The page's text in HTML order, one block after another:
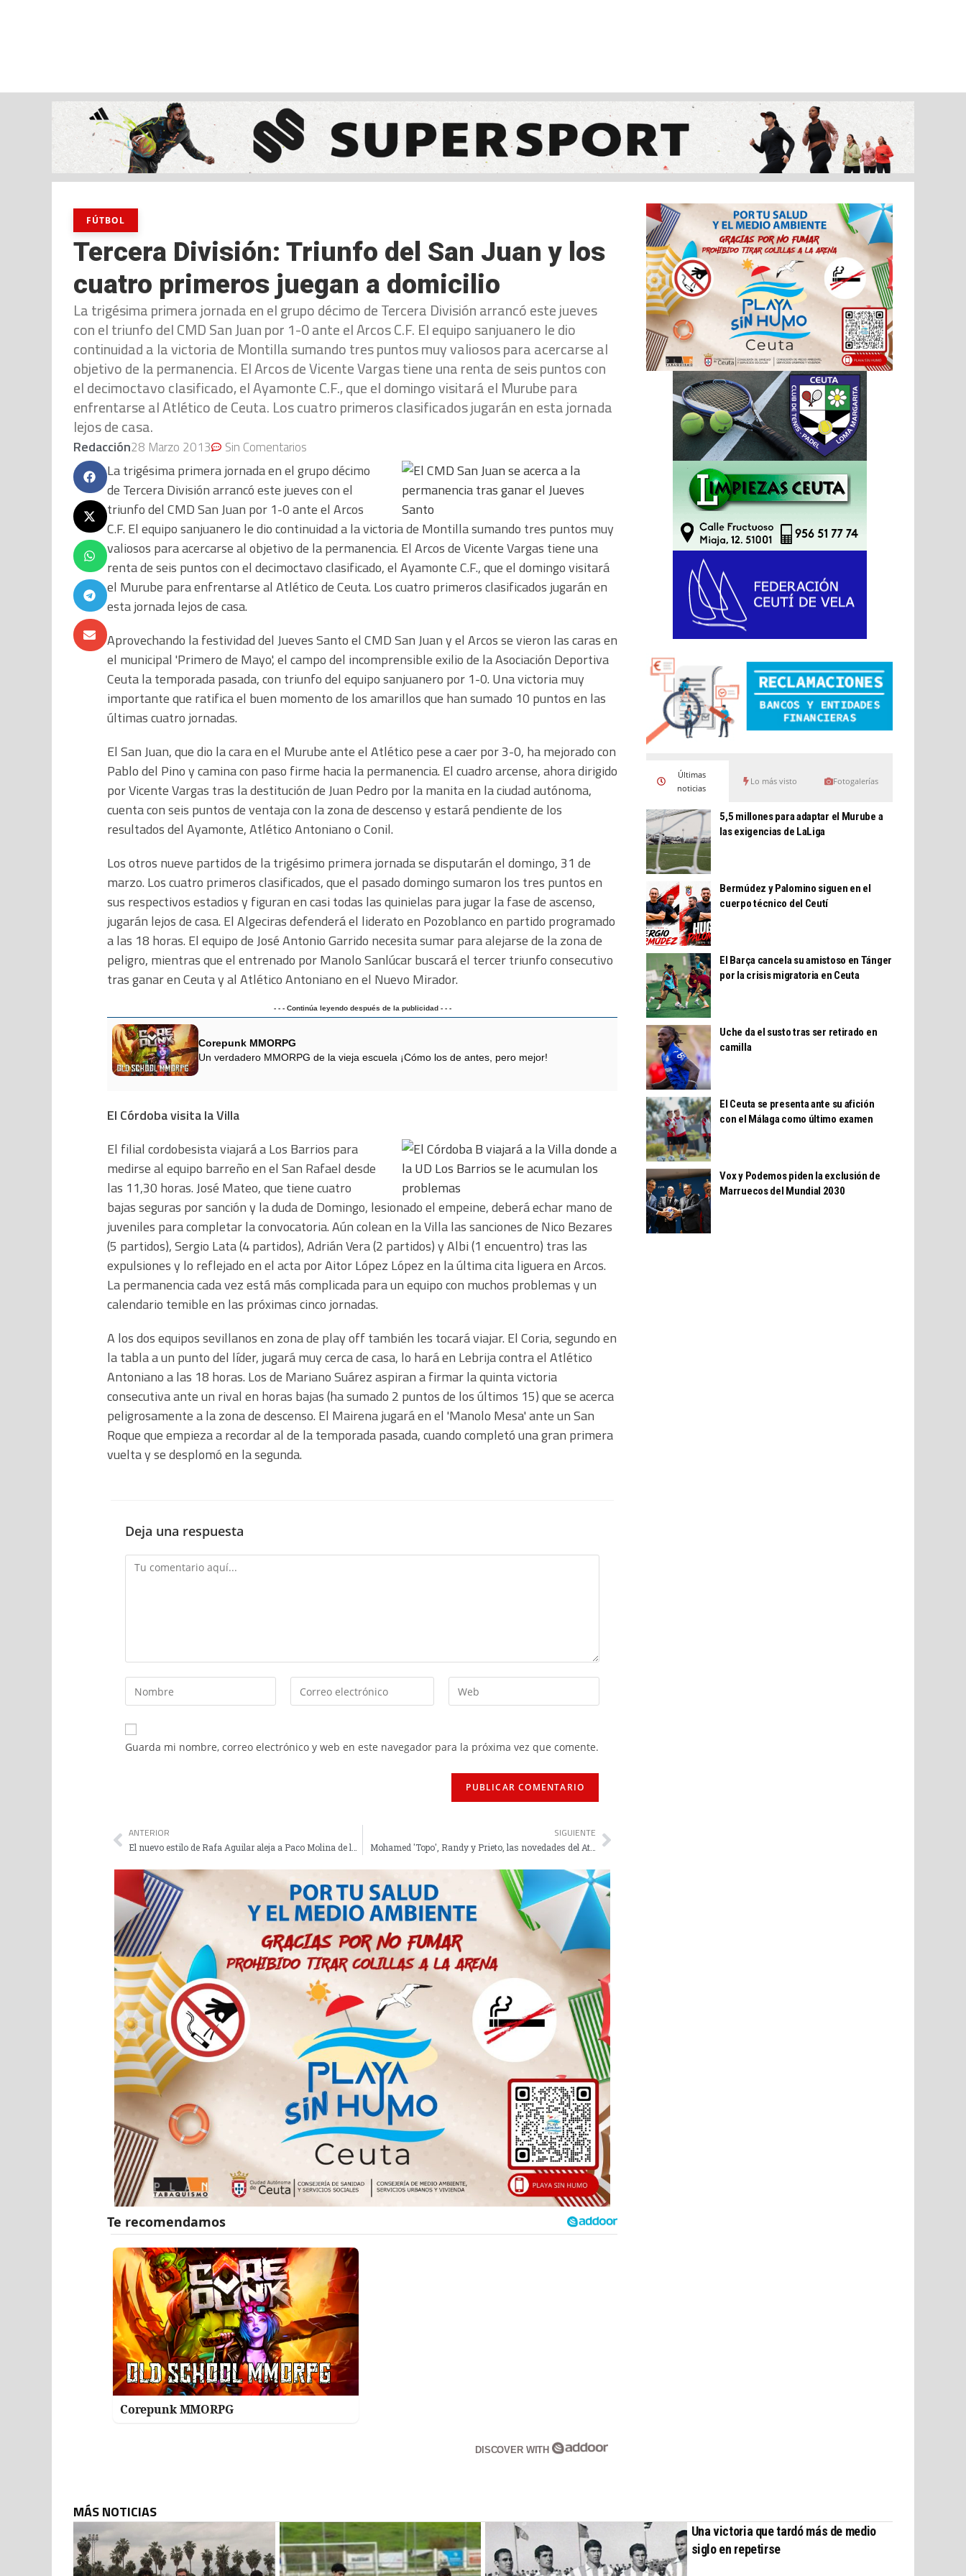
FÚTBOL
Tercera División: Triunfo del San Juan y los
cuatro primeros juegan a domicilio
La trigésima primera jornada en el grupo décimo de Tercera División arrancó este jueves
con el triunfo del CMD San Juan por 1-0 ante el Arcos C.F. El equipo sanjuanero le dio
continuidad a la victoria de Montilla sumando tres puntos muy valiosos para acercarse al
objetivo de la permanencia. El Arcos de Vicente Vargas tiene una renta de seis puntos con
el decimoctavo clasificado, el Ayamonte C.F., que el domingo visitará el Murube para
enfrentarse al Atlético de Ceuta. Los cuatro primeros clasificados jugarán en esta jornada
lejos de casa.
Redacción28 Marzo 2013 Sin Comentarios
La trigésima primera jornada en el grupo décimo
de Tercera División arrancó este jueves con el
triunfo del CMD San Juan por 1-0 ante el Arcos
C.F. El equipo sanjuanero le dio continuidad a la victoria de Montilla sumando tres puntos muy
valiosos para acercarse al objetivo de la permanencia. El Arcos de Vicente Vargas tiene una
renta de seis puntos con el decimoctavo clasificado, el Ayamonte C.F., que el domingo visitará
el Murube para enfrentarse al Atlético de Ceuta. Los cuatro primeros clasificados jugarán en
esta jornada lejos de casa.
Aprovechando la festividad del Jueves Santo el CMD San Juan y el Arcos se vieron las caras en
el municipal 'Primero de Mayo', el campo del incomprensible exilio de la Asociación Deportiva
Ceuta la temporada pasada, con triunfo del equipo sanjuanero por 1-0. Una victoria muy
importante que ratifica el buen momento de los amarillos que han sumado 10 puntos en las
últimas cuatro jornadas.
El San Juan, que dio la cara en el Murube ante el Atlético pese a caer por 3-0, ha mejorado con
Pablo del Pino y camina con paso firme hacia la permanencia. El cuadro arcense, ahora dirigido
por Vicente Vargas tras la destitución de Juan Pedro por la manita en la ciudad autónoma,
cuenta con seis puntos de ventaja con la zona de descenso y estará pendiente de los
resultados del Ayamonte, Atlético Antoniano o Conil.
Los otros nueve partidos de la trigésimo primera jornada se disputarán el domingo, 31 de
marzo. Los cuatro primeros clasificados, que el pasado domingo sumaron los tres puntos en
sus respectivos estadios y figuran en casi todas las quinielas para jugar la fase de ascenso,
jugarán lejos de casa. El Algeciras defenderá el liderato en Pozoblanco en partido programado
a las 18 horas. El equipo de José Antonio Garrido necesita sumar para alejarse de la zona de
peligro, mientras que el entrenado por Manolo Sanlúcar buscará el tercer triunfo consecutivo
tras ganar en Ceuta y al Atlético Antoniano en el Nuevo Mirador.
- - - Continúa leyendo después de la publicidad - - -
Corepunk MMORPG
Un verdadero MMORPG de la vieja escuela ¡Cómo los de antes, pero mejor!
El Córdoba visita la Villa
El filial cordobesista viajará a Los Barrios para
medirse al equipo barreño en el San Rafael desde
las 11,30 horas. José Mateo, que tiene cuatro
bajas seguras por sanción y la duda de Domingo, lesionado el empeine, deberá echar mano de
juveniles para completar la convocatoria. Aún colean en la Villa las sanciones de Nico Bezares
(5 partidos), Sergio Lata (4 partidos), Adrián Vera (2 partidos) y Albi (1 encuentro) tras las
expulsiones y lo reflejado en el acta por Aitor López López en la última cita liguera en Arcos.
La permanencia cada vez está más complicada para un equipo con muchos problemas y un
calendario temible en las próximas cinco jornadas.
A los dos equipos sevillanos en zona de play off también les tocará viajar. El Coria, segundo en
la tabla a un punto del líder, jugará muy cerca de casa, lo hará en Lebrija contra el Atlético
Antoniano a las 18 horas. Los de Mariano Suárez aspiran a firmar la quinta victoria
consecutiva ante un rival en horas bajas (ha sumado 2 puntos de los últimos 15) que se acerca
peligrosamente a la zona de descenso. El Mairena jugará en el 'Manolo Mesa' ante un San
Roque que empieza a recordar al de la temporada pasada, cuando completó una gran primera
vuelta y se desplomó en la segunda.
Deja una respuesta
Guarda mi nombre, correo electrónico y web en este navegador para la próxima vez que comente.
ANTERIOR SIGUIENTE
Mohamed 'Topo', Randy y Prieto, las novedades del Atlético ante el Ayamonte
Corepunk MMORPG
DISCOVER WITH
Últimas
noticias
Lo más visto Fotogalerías
5,5 millones para adaptar el Murube a
las exigencias de LaLiga
Bermúdez y Palomino siguen en el
cuerpo técnico del Ceutí
El Barça cancela su amistoso en Tánger
por la crisis migratoria en Ceuta
Uche da el susto tras ser retirado en
camilla
El Ceuta se presenta ante su afición
con el Málaga como último examen
Vox y Podemos piden la exclusión de
Marruecos del Mundial 2030
MÁS NOTICIAS
Una victoria que tardó más de medio
siglo en repetirse